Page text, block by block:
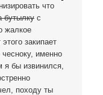
что
бутылку с
жалкое
закипает
именно
бы извинился,
походу ты